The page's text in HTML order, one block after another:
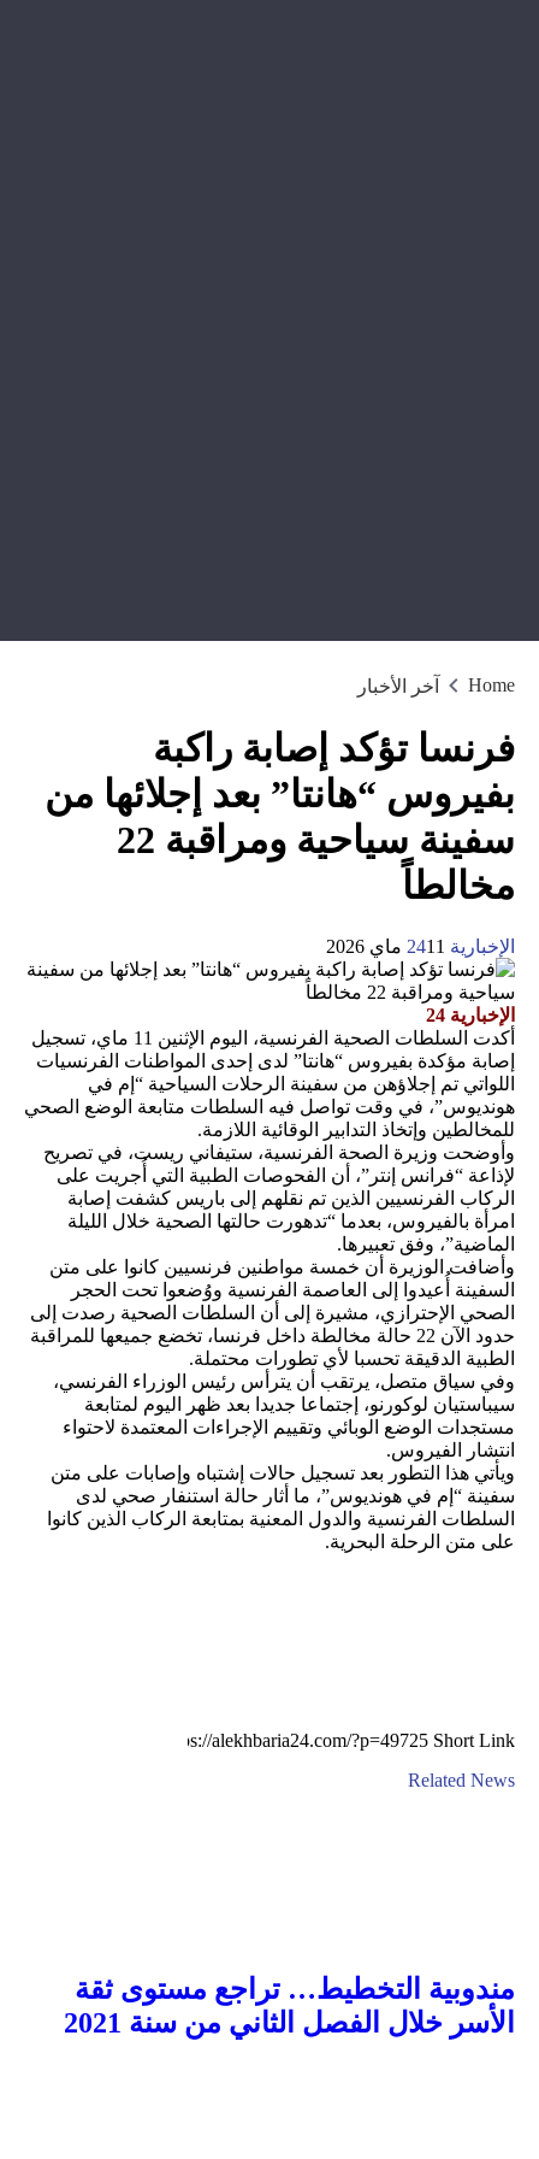
Home آخر الأخبار
فرنسا تؤكد إصابة راكبة
بفيروس “هانتا” بعد إجلائها من
سفينة سياحية ومراقبة 22
مخالطاً
الإخبارية 24 11 ماي 2026
الإخبارية 24
أكدت السلطات الصحية الفرنسية، اليوم الإثنين 11 ماي، تسجيل
إصابة مؤكدة بفيروس “هانتا” لدى إحدى المواطنات الفرنسيات
اللواتي تم إجلاؤهن من سفينة الرحلات السياحية “إم في
هونديوس”، في وقت تواصل فيه السلطات متابعة الوضع الصحي
للمخالطين وإتخاذ التدابير الوقائية اللازمة.
وأوضحت وزيرة الصحة الفرنسية، ستيفاني ريست، في تصريح
لإذاعة “فرانس إنتر”، أن الفحوصات الطبية التي أُجريت على
الركاب الفرنسيين الذين تم نقلهم إلى باريس كشفت إصابة
امرأة بالفيروس، بعدما “تدهورت حالتها الصحية خلال الليلة
الماضية”، وفق تعبيرها.
وأضافت الوزيرة أن خمسة مواطنين فرنسيين كانوا على متن
السفينة أُعيدوا إلى العاصمة الفرنسية ووُضعوا تحت الحجر
الصحي الإحترازي، مشيرة إلى أن السلطات الصحية رصدت إلى
حدود الآن 22 حالة مخالطة داخل فرنسا، تخضع جميعها للمراقبة
الطبية الدقيقة تحسبا لأي تطورات محتملة.
وفي سياق متصل، يرتقب أن يترأس رئيس الوزراء الفرنسي،
سيباستيان لوكورنو، إجتماعا جديدا بعد ظهر اليوم لمتابعة
مستجدات الوضع الوبائي وتقييم الإجراءات المعتمدة لاحتواء
انتشار الفيروس.
ويأتي هذا التطور بعد تسجيل حالات إشتباه وإصابات على متن
سفينة “إم في هونديوس”، ما أثار حالة استنفار صحي لدى
السلطات الفرنسية والدول المعنية بمتابعة الركاب الذين كانوا
على متن الرحلة البحرية.
Short Link
Related News
مندوبية التخطيط… تراجع مستوى ثقة
الأسر خلال الفصل الثاني من سنة 2021